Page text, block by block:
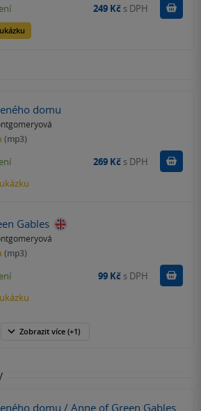
249 Kč s DPH Koupit
domu
(mp3)
269 Kč s DPH Koupit
Gables
(mp3)
99 Kč s DPH Koupit
Zobrazit více (+1)
domu / Anne of Green Gables